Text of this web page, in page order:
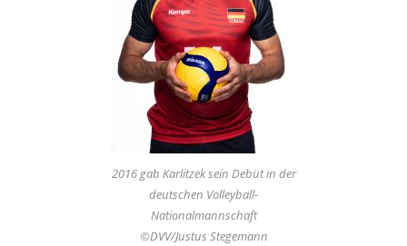
2016 gab Karlitzek sein Debüt in der
deutschen Volleyball-
Nationalmannschaft
©DVV/Justus Stegemann